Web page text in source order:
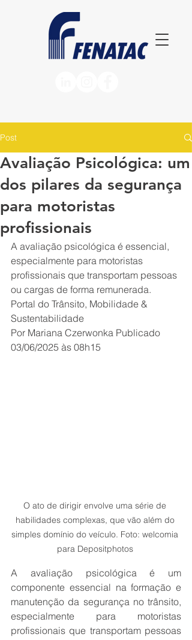
Post
Avaliação Psicológica: um
dos pilares da segurança
para motoristas
profissionais
A avaliação psicológica é essencial,
especialmente para motoristas
profissionais que transportam pessoas
ou cargas de forma remunerada.
Portal do Trânsito, Mobilidade &
Sustentabilidade
Por Mariana Czerwonka Publicado
03/06/2025 às 08h15
O ato de dirigir envolve uma série de
habilidades complexas, que vão além do
simples domínio do veículo. Foto: welcomia
para Depositphotos
A avaliação psicológica é um
componente essencial na formação e
manutenção da segurança no trânsito,
especialmente para motoristas
profissionais que transportam pessoas